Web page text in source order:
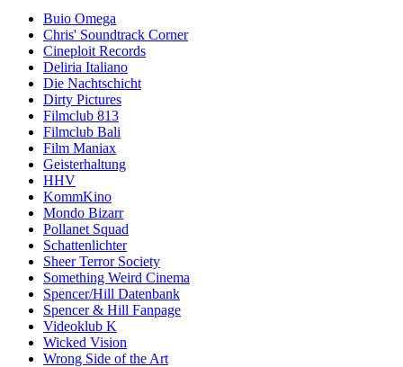
Buio Omega
Chris' Soundtrack Corner
Cineploit Records
Deliria Italiano
Die Nachtschicht
Dirty Pictures
Filmclub 813
Filmclub Bali
Film Maniax
Geisterhaltung
HHV
KommKino
Mondo Bizarr
Pollanet Squad
Schattenlichter
Sheer Terror Society
Something Weird Cinema
Spencer/Hill Datenbank
Spencer & Hill Fanpage
Videoklub K
Wicked Vision
Wrong Side of the Art